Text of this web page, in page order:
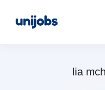
lia